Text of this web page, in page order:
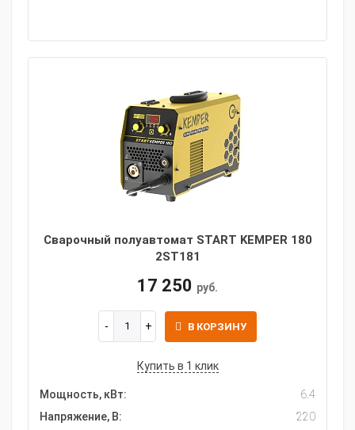
Сварочный полуавтомат START KEMPER 180
2ST181
17 250 руб.
В КОРЗИНУ
Купить в 1 клик
Мощность, кВт:
6.4
Напряжение, В:
220